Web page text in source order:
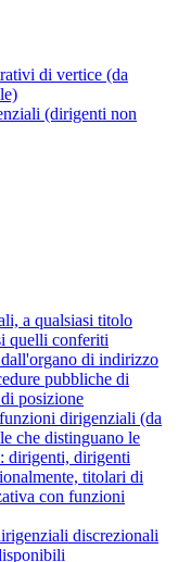
di vertice (da
(dirigenti non
a qualsiasi titolo
quelli conferiti
di indirizzo
pubbliche di
posizione
dirigenziali (da
che distinguano le
dirigenti, dirigenti
titolari di
con funzioni
discrezionali